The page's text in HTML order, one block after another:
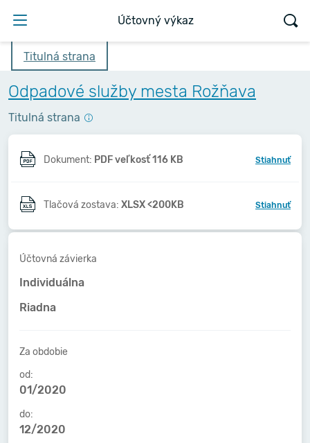
Účtovný výkaz
Titulná strana
Odpadové služby mesta Rožňava
Titulná strana
Dokument: PDF veľkosť 116 KB Stiahnuť
Tlačová zostava: XLSX <200KB Stiahnuť
Účtovná závierka
Individuálna
Riadna
Za obdobie
od:
01/2020
do:
12/2020